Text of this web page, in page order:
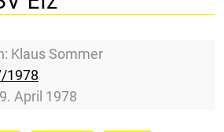
Klaus Sommer
1978
April 1978